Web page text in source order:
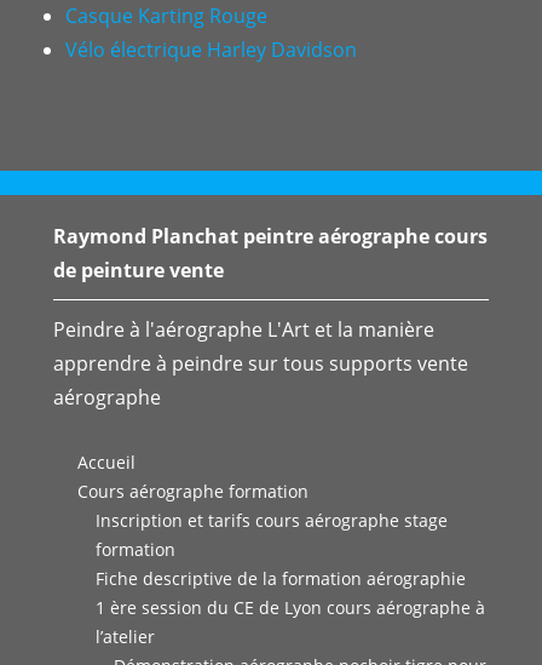
Casque Karting Rouge
Vélo électrique Harley Davidson
Raymond Planchat peintre aérographe cours
de peinture vente
Peindre à l'aérographe L'Art et la manière
apprendre à peindre sur tous supports vente
aérographe
Accueil
Cours aérographe formation
Inscription et tarifs cours aérographe stage
formation
Fiche descriptive de la formation aérographie
1 ère session du CE de Lyon cours aérographe à
l’atelier